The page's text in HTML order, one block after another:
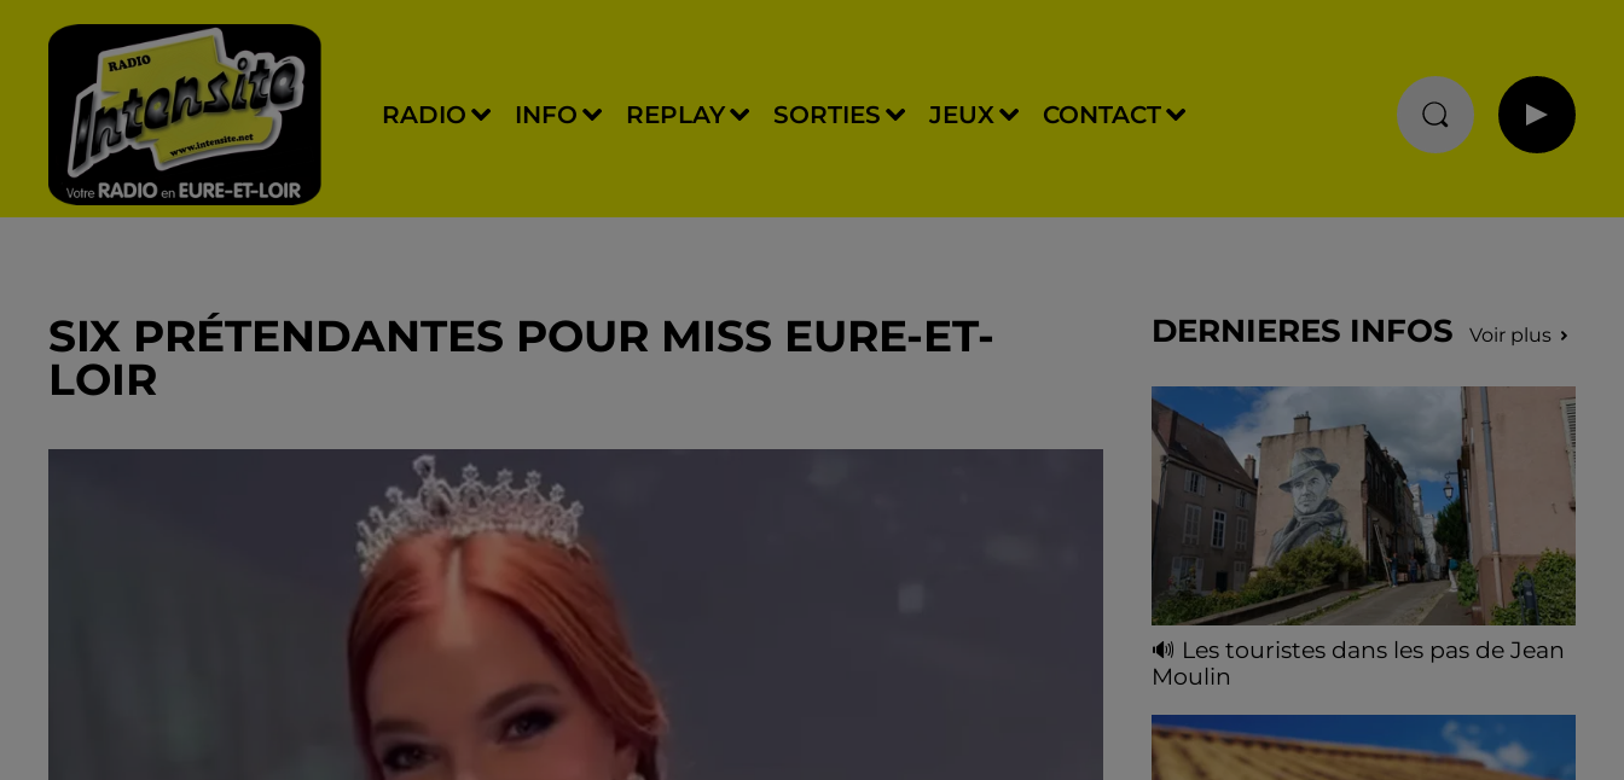
RADIO INFO REPLAY SORTIES JEUX CONTACT
SIX PRÉTENDANTES POUR MISS EURE-ET-
LOIR
DERNIERES INFOS Voir plus
🔊 Les touristes dans les pas de Jean
Moulin
les sorties estivales de Chartres Tourisme.